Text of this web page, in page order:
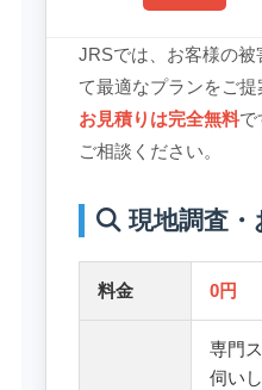
JRSでは、お客様の
て最適なプランをご提
お見積りは完全無料で
ご相談ください。
現地調査・
料金 0円
専門
伺い